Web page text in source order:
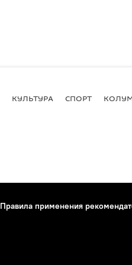
КУЛЬТУРА СПОРТ
Правила применения